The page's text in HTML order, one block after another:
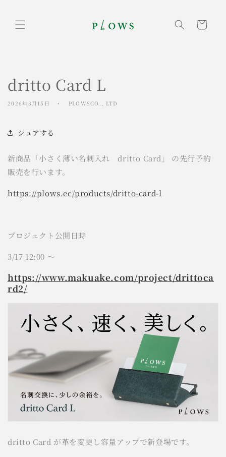
進む
ー
dritto Card L
2026年3月15日 PLOWSCO., LTD
シュアする
新商品「小さく薄い名刺入れ dritto Card」 の先行予約
販売を行います。
https://plows.ec/products/dritto-card-l
プロジェクト公開日時
3/17 12:00 ～
https://www.makuake.com/project/drittoca
rd2/
dritto Card が革を変更し容量アップで新登場です。